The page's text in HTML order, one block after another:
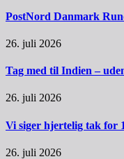
PostNord Danmark
26. juli 2026
Tag med til Indien –
26. juli 2026
Vi siger hjertelig tak for
26. juli 2026